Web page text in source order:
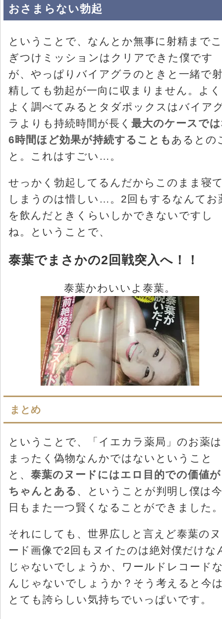
おさまらない勃起
ということで、なんとか無事に射精までこ
ぎつけミッションはクリアできた僕です
が、やっぱりバイアグラのときと一緒で
精しても勃起が一向に収まりません。よく
よく調べてみるとタダポックスはバイア
ラよりも持続時間が長く 最大のケースで
6時間ほど効果が持続することも あるとの
と。これはすごい…。
せっかく勃起してるんだからこのまま寝
しまうのは惜しい…。2回もするなんてお
を飲んだときくらいしかできないですし
ね。ということで、
泰葉でまさかの2回戦突入へ！！
泰葉かわいいよ泰葉。
まとめ
ということで、「イエカラ薬局」のお薬は
まったく偽物なんかではないということ
と、 泰葉のヌードにはエロ目的での価値が
ちゃんとある 、ということが判明し僕は今
日もまた一つ賢くなることができました
それにしても、世界広しと言えど泰葉のヌ
ード画像で2回もヌイたのは絶対僕だけな
じゃないでしょうか、ワールドレコード
んじゃないでしょうか？そう考えると今
とても誇らしい気持ちでいっぱいです。